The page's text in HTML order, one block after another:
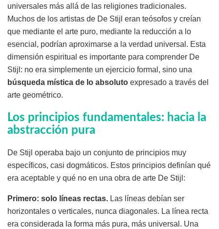
universales más allá de las religiones tradicionales.
Muchos de los artistas de De Stijl eran teósofos y creían
que mediante el arte puro, mediante la reducción a lo
esencial, podrían aproximarse a la verdad universal. Esta
dimensión espiritual es importante para comprender De
Stijl: no era simplemente un ejercicio formal, sino una
búsqueda mística de lo absoluto expresado a través del
arte geométrico.
Los principios fundamentales: hacia la
abstracción pura
De Stijl operaba bajo un conjunto de principios muy
específicos, casi dogmáticos. Estos principios definían qué
era aceptable y qué no en una obra de arte De Stijl:
Primero: solo líneas rectas. Las líneas debían ser
horizontales o verticales, nunca diagonales. La línea recta
era considerada la forma más pura, más universal. Una